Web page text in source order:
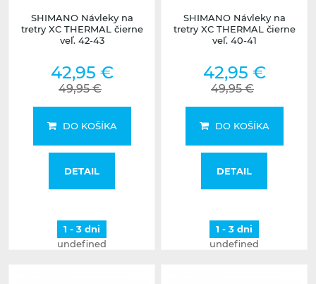
SHIMANO Návleky na
tretry XC THERMAL čierne
veľ. 42-43
42,95 €
49,95 €
DO KOŠÍKA
DETAIL
1 - 3 dni
undefined
SHIMANO Návleky na
tretry XC THERMAL čierne
veľ. 40-41
42,95 €
49,95 €
DO KOŠÍKA
DETAIL
1 - 3 dni
undefined